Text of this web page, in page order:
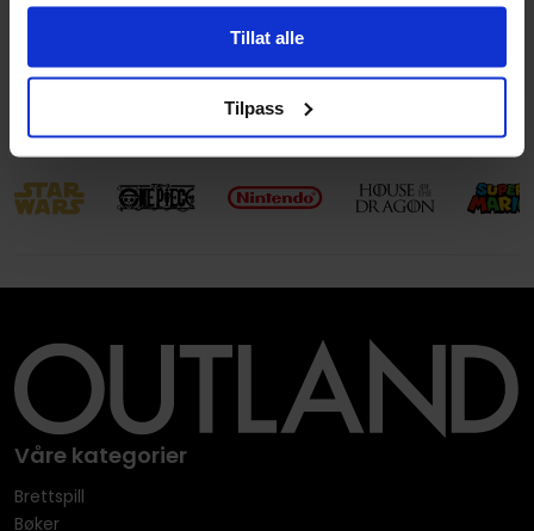
Tillat alle
Tilpass
Engelsk
Leverandørstatus
Utsolgt hos leverandør
Våre kategorier
Brettspill
Bøker